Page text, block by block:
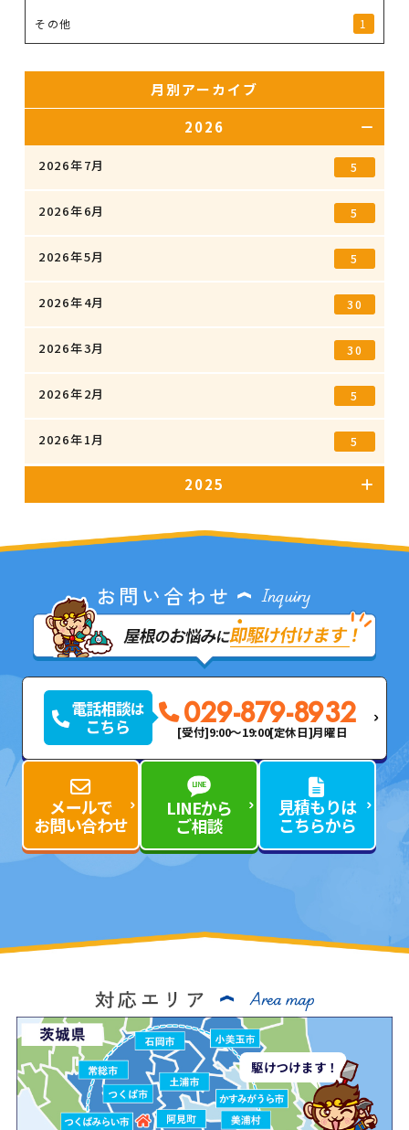
その他 1
月別アーカイブ
2026
2026年7月 5
2026年6月 5
2026年5月 5
2026年4月 30
2026年3月 30
2026年2月 5
2026年1月 5
2025
029-879-8932
[受付]9:00～19:00[定休日]月曜日
メールで
お問い合わせ
LINEから
ご相談
見積もりは
こちらから
駆けつけます！